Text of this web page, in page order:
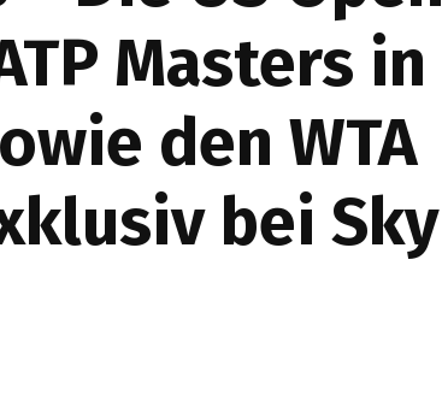
Masters in
den WTA
bei Sky